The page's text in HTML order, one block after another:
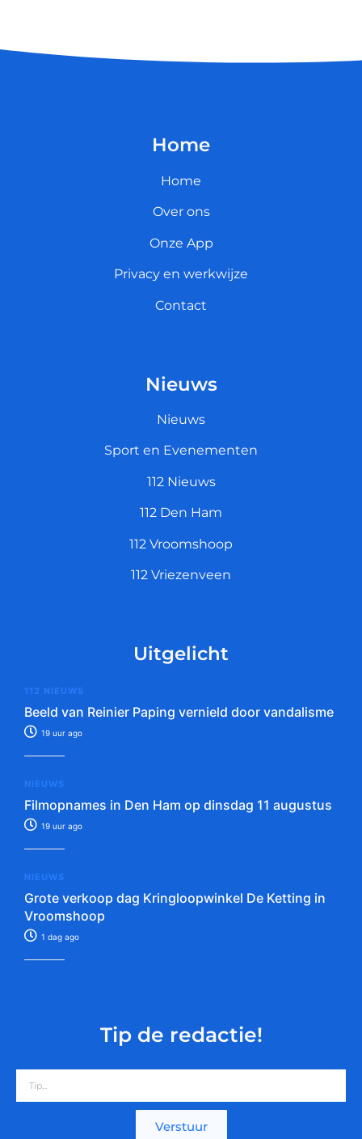
Home
Home
Over ons
Onze App
Privacy en werkwijze
Contact
Nieuws
Nieuws
Sport en Evenementen
112 Nieuws
112 Den Ham
112 Vroomshoop
112 Vriezenveen
Uitgelicht
112 NIEUWS
Beeld van Reinier Paping vernield door vandalisme
19 uur ago
NIEUWS
Filmopnames in Den Ham op dinsdag 11 augustus
19 uur ago
NIEUWS
Grote verkoop dag Kringloopwinkel De Ketting in
Vroomshoop
1 dag ago
Tip de redactie!
Verstuur